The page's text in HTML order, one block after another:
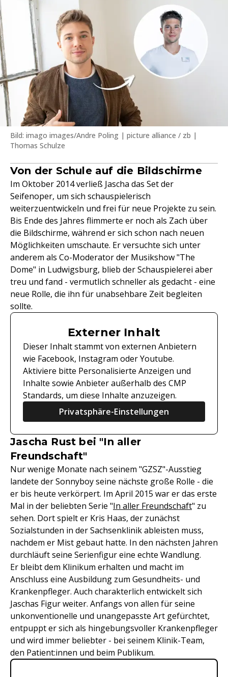
Bild: imago images/Andre Poling | picture alliance / zb |
Thomas Schulze
Von der Schule auf die Bildschirme
Im Oktober 2014 verließ Jascha das Set der
Seifenoper, um sich schauspielerisch
weiterzuentwickeln und frei für neue Projekte zu sein.
Bis Ende des Jahres flimmerte er noch als Zach über
die Bildschirme, während er sich schon nach neuen
Möglichkeiten umschaute. Er versuchte sich unter
anderem als Co-Moderator der Musikshow "The
Dome" in Ludwigsburg, blieb der Schauspielerei aber
treu und fand - vermutlich schneller als gedacht - eine
neue Rolle, die ihn für unabsehbare Zeit begleiten
sollte.
Externer Inhalt
Dieser Inhalt stammt von externen Anbietern
wie Facebook, Instagram oder Youtube.
Aktiviere bitte Personalisierte Anzeigen und
Inhalte sowie Anbieter außerhalb des CMP
Standards, um diese Inhalte anzuzeigen.
Privatsphäre-Einstellungen
Jascha Rust bei "In aller
Freundschaft"
Nur wenige Monate nach seinem "GZSZ"-Ausstieg
landete der Sonnyboy seine nächste große Rolle - die
er bis heute verkörpert. Im April 2015 war er das erste
Mal in der beliebten Serie "In aller Freundschaft" zu
sehen. Dort spielt er Kris Haas, der zunächst
Sozialstunden in der Sachsenklinik ableisten muss,
nachdem er Mist gebaut hatte. In den nächsten Jahren
durchläuft seine Serienfigur eine echte Wandlung.
Er bleibt dem Klinikum erhalten und macht im
Anschluss eine Ausbildung zum Gesundheits- und
Krankenpfleger. Auch charakterlich entwickelt sich
Jaschas Figur weiter. Anfangs von allen für seine
unkonventionelle und unangepasste Art gefürchtet,
entpuppt er sich als hingebungsvoller Krankenpfleger
und wird immer beliebter - bei seinem Klinik-Team,
den Patient:innen und beim Publikum.